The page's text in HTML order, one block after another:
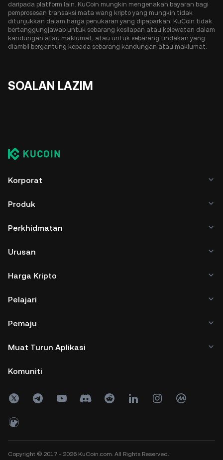
daripada platform lain. KuCoin mungkin mengenakan bayaran bagi
pemprosesan transaksi mata wang kripto yang mungkin tidak
ditunjukkan dalam harga penukaran yang dipaparkan. KuCoin tidak
bertanggungjawab untuk sebarang kesilapan atau kelewatan dalam
kandungan atau maklumat, atau untuk sebarang tindakan yang
diambil bergantung kepada sebarang kandungan atau maklumat.
SOALAN LAZIM
Korporat
Produk
Perkhidmatan
Urusan
Harga Kripto
Pelajari
Pemaju
Muat Turun Aplikasi
Komuniti
Copyright © 2017 - 2026 KuCoin.com. All Rights Reserved.